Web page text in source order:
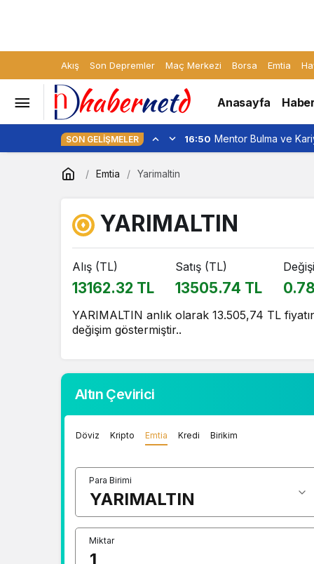
Akış Son Depremler Maç Merkezi Borsa Emtia
Anasayfa
SON GELIŞMELER
16:50 Mentor Bulma ve
Emtia Yarimaltin
YARIMALTIN
Alış (TL)
13162.32 TL
Satış (TL)
13505.74 TL
YARIMALTIN anlık olarak 13.505,74 TL
değişim göstermiştir..
Altın Çevirici
Döviz Kripto Emtia Kredi Birikim
Para Birimi
Miktar